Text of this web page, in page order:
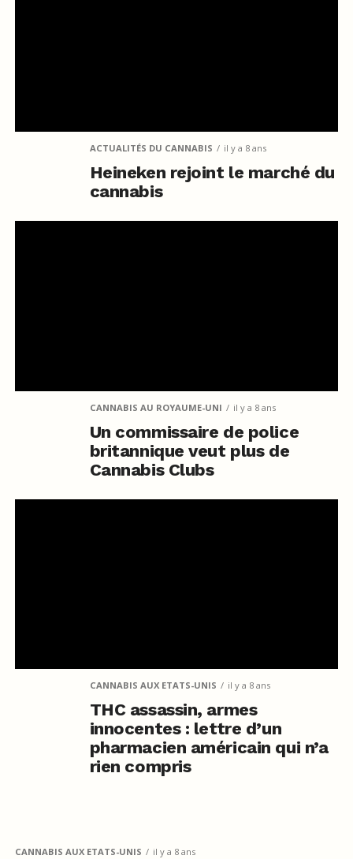
ACTUALITÉS DU CANNABIS il y a 8 ans
Heineken rejoint le marché du
cannabis
CANNABIS AU ROYAUME-UNI il y a 8 ans
Un commissaire de police
britannique veut plus de
Cannabis Clubs
CANNABIS AUX ETATS-UNIS il y a 8 ans
THC assassin, armes
innocentes : lettre d’un
pharmacien américain qui n’a
rien compris
CANNABIS AUX ETATS-UNIS il y a 8 ans